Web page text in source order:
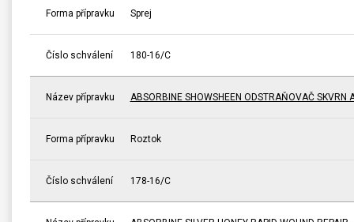
Forma přípravku Sprej
Číslo schválení 180-16/C
Název přípravku ABSORBINE SHOWSHEEN ODSTRAŇOVAČ SKVRN
Forma přípravku Roztok
Číslo schválení 178-16/C